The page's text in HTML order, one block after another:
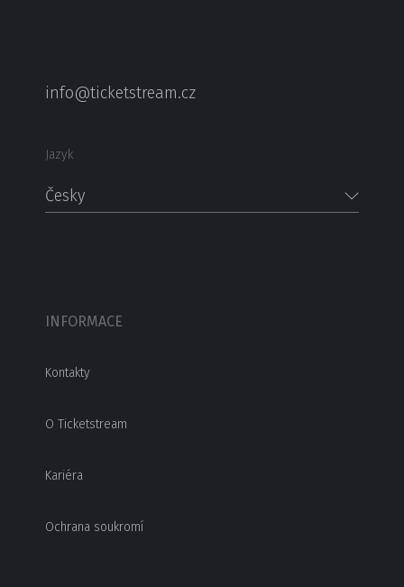
info@ticketstream.cz
Jazyk
Česky
INFORMACE
Kontakty
O Ticketstream
Kariéra
Ochrana soukromí